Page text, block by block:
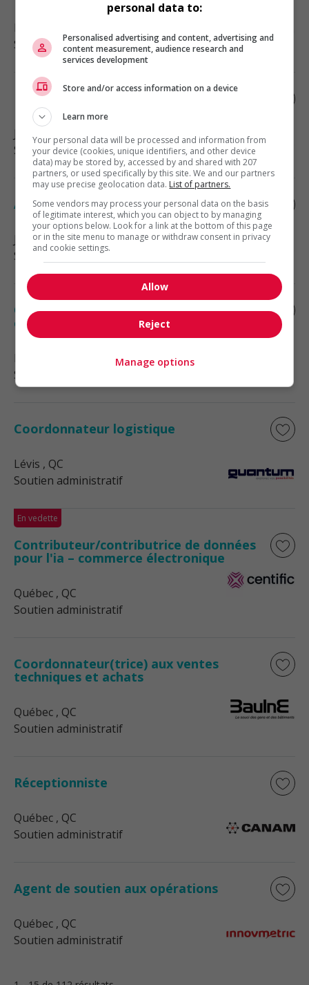
Soutien administratif
Hôte-hôtesse
Jonquiere
, QC
Soutien administratif
Agente à la coordination des dossiers
Jonquiere , QC
Soutien administratif
Coordonnateur(trice) administratif(ve)
et comptable
Soutien administratif
Coordonnateur logistique
Lévis , QC
Soutien administratif
En vedette
Contributeur/contributrice de données
pour l'ia – commerce électronique
Québec , QC
Soutien administratif
Coordonnateur(trice) aux ventes
techniques et achats
Québec , QC
Soutien administratif
Réceptionniste
Québec , QC
Soutien administratif
Agent de soutien aux opérations
Québec , QC
Soutien administratif
personal data to:
Personalised advertising and content, advertising and
content measurement, audience research and
services development
Store and/or access information on a device
Learn more
Your personal data will be processed and information from
your device (cookies, unique identifiers, and other device
data) may be stored by, accessed by and shared with 207
partners, or used specifically by this site. We and our partners
may use precise geolocation data. List of partners.
Some vendors may process your personal data on the basis
of legitimate interest, which you can object to by managing
your options below. Look for a link at the bottom of this page
or in the site menu to manage or withdraw consent in privacy
and cookie settings.
Allow
Reject
Manage options